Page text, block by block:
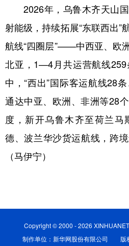
2026年，乌鲁木齐天山国
射能级，持续拓展“东联西出”
航线“四圈层”——中西亚、欧
北亚，1—4月共运营航线
中，“西出”国际客运航线28
通达中亚、欧洲、非洲等28
度，新开乌鲁木齐至荷兰马
德、波兰华沙货运航线，跨
（马伊宁）
Copyright © 2000 - 2026
制作单位：新华网股份有限公司 版